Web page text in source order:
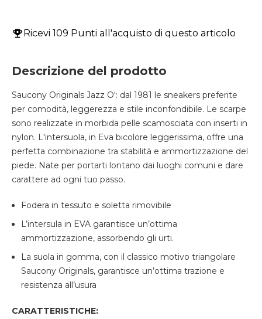
Ricevi 109 Punti all'acquisto di questo articolo
Descrizione del prodotto
Saucony Originals Jazz O': dal 1981 le sneakers preferite
per comodità, leggerezza e stile inconfondibile. Le scarpe
sono realizzate in morbida pelle scamosciata con inserti in
nylon. L'intersuola, in Eva bicolore leggerissima, offre una
perfetta combinazione tra stabilità e ammortizzazione del
piede. Nate per portarti lontano dai luoghi comuni e dare
carattere ad ogni tuo passo.
Fodera in tessuto e soletta rimovibile
L’intersula in EVA garantisce un’ottima
ammortizzazione, assorbendo gli urti.
La suola in gomma, con il classico motivo triangolare
Saucony Originals, garantisce un’ottima trazione e
resistenza all’usura
CARATTERISTICHE: